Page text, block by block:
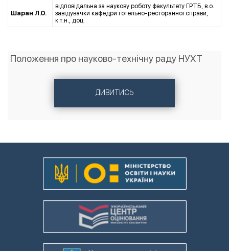
Шаран Л.О.
відповідальна за наукову роботу факультету ГРТБ, в.о.
завідувачки кафедри готельно-ресторанної справи,
к.т.н., доц.
Положення про науково-технічну раду НУХТ
ДИВИТИСЬ